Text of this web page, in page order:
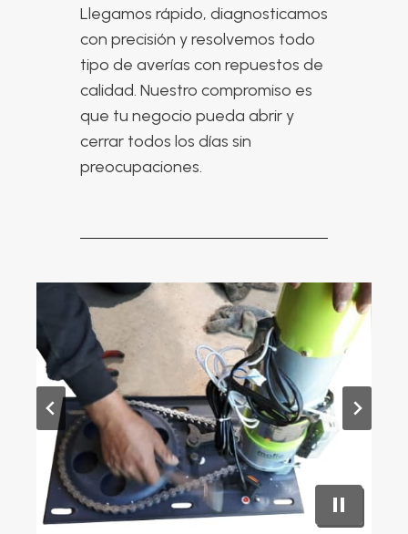
Llegamos rápido, diagnosticamos
con precisión y resolvemos todo
tipo de averías con repuestos de
calidad. Nuestro compromiso es
que tu negocio pueda abrir y
cerrar todos los días sin
preocupaciones.